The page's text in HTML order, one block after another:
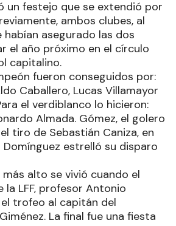
un festejo que se extendió por
ambos clubes, al
habían asegurado las dos
el año próximo en el círculo
capitalino.
fueron conseguidos por:
Caballero, Lucas Villamayor
el verdiblanco lo hicieron:
Almada. Gómez, el golero
tiro de Sebastián Caniza, en
estrelló su disparo
alto se vivió cuando el
LFF, profesor Antonio
trofeo al capitán del
La final fue una fiesta